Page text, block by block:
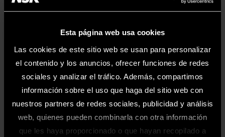
Esta página web usa cookies
Las cookies de este sitio web se usan para personalizar
el contenido y los anuncios, ofrecer funciones de redes
sociales y analizar el tráfico. Además, compartimos
información sobre el uso que haga del sitio web con
nuestros partners de redes sociales, publicidad y análisis
web, quienes pueden combinarla con otra información
que les haya proporcionado o que hayan recopilado a
Fábrica A1+